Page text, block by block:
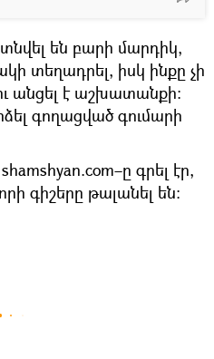
են բարի մարդիկ,
տեղադրել, իսկ ինքը չի
անցել է աշխատանքի։
գողացված գումարի
գրել էր,
գիշերը թալանել են։